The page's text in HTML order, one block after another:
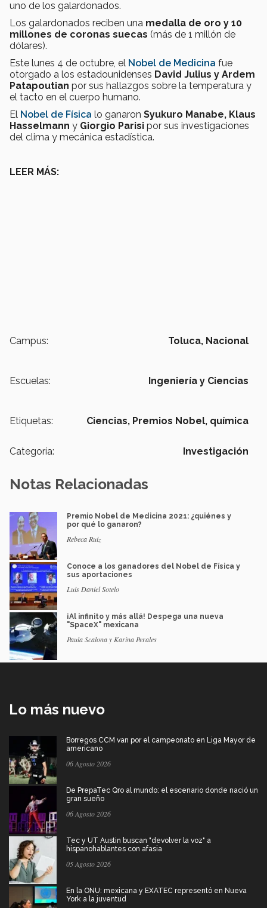
uno de los galardonados.
Los galardonados reciben una medalla de oro y 10
millones de coronas suecas (más de 1 millón de
dólares).
Este lunes 4 de octubre, el Nobel de Medicina fue
otorgado a los estadounidenses David Julius y Ardem
Patapoutian por sus hallazgos sobre la temperatura y
el tacto en el cuerpo humano.
El Nobel de Física lo ganaron Syukuro Manabe, Klaus
Hasselmann y Giorgio Parisi por sus investigaciones
del clima y mecánica estadística.
LEER MÁS:
Campus: Toluca, Nacional
Escuelas: Ingeniería y Ciencias
Etiquetas: Ciencias, Premios Nobel, química
Categoría: Investigación
Notas Relacionadas
Premio Nobel de Medicina 2021: ¿quiénes y
por qué lo ganaron?
Rebeca Ruiz
Conoce a los ganadores del Nobel de Física y
sus aportaciones
Luis Daniel Sotelo
¡Al infinito y más allá! Despega una nueva
"SpaceX" mexicana
Paula Scalona y Karina Perales
Lo más nuevo
Borregos CCM van por el campeonato en Liga Mayor de
americano
06 Agosto 2026
De PrepaTec Qro al mundo: el escenario donde nació un
gran sueño
06 Agosto 2026
Tec y UT Austin buscan "devolver la voz" a
hispanohablantes con afasia
05 Agosto 2026
En la ONU: mexicana y EXATEC representó en Nueva
York a la juventud